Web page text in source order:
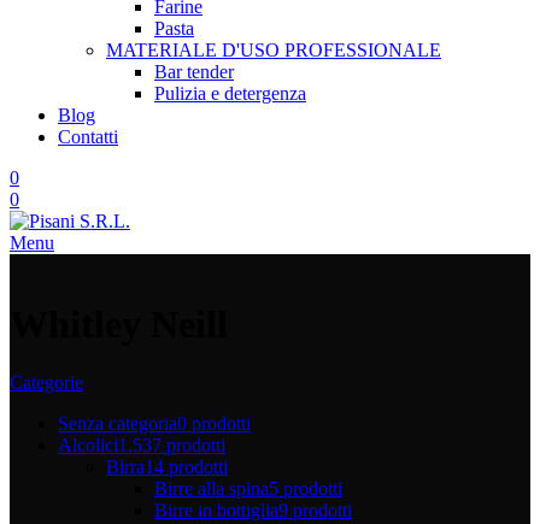
Farine
Pasta
MATERIALE D'USO PROFESSIONALE
Bar tender
Pulizia e detergenza
Blog
Contatti
0
0
Menu
Categorie
Senza categoria0 prodotti
Alcolici1.537 prodotti
Birra14 prodotti
Birre alla spina5 prodotti
Birre in bottiglia9 prodotti